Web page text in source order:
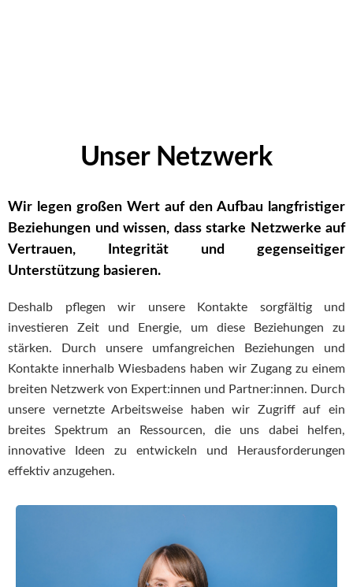
Unser Netzwerk
Wir legen großen Wert auf den Aufbau langfristiger
Beziehungen und wissen, dass starke Netzwerke auf
Vertrauen, Integrität und gegenseitiger
Unterstützung basieren.
Deshalb pflegen wir unsere Kontakte sorgfältig und
investieren Zeit und Energie, um diese Beziehungen zu
stärken. Durch unsere umfangreichen Beziehungen und
Kontakte innerhalb Wiesbadens haben wir Zugang zu einem
breiten Netzwerk von Expert:innen und Partner:innen. Durch
unsere vernetzte Arbeitsweise haben wir Zugriff auf ein
breites Spektrum an Ressourcen, die uns dabei helfen,
innovative Ideen zu entwickeln und Herausforderungen
effektiv anzugehen.